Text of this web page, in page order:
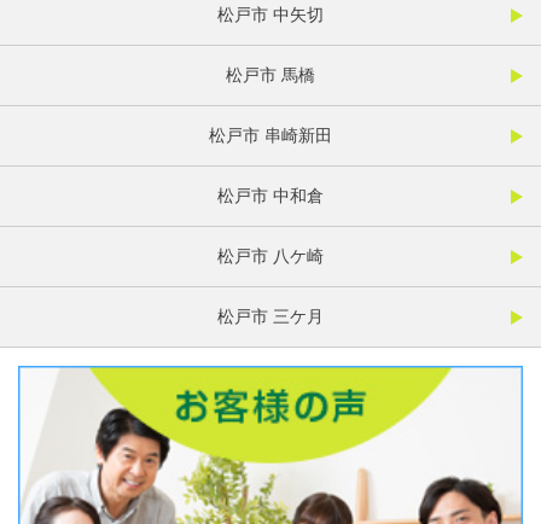
松戸市 中矢切
松戸市 馬橋
松戸市 串崎新田
松戸市 中和倉
松戸市 八ケ崎
松戸市 三ケ月